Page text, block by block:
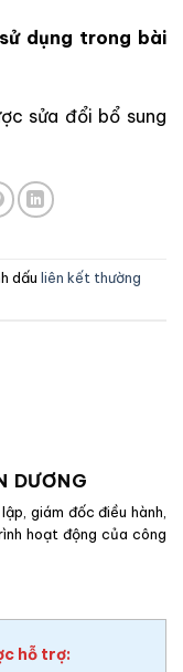
dụng trong bài
sửa đổi bổ sung
dấu liên kết thường
DƯƠNG
giám đốc điều hành,
hoạt động của công
hỗ trợ: